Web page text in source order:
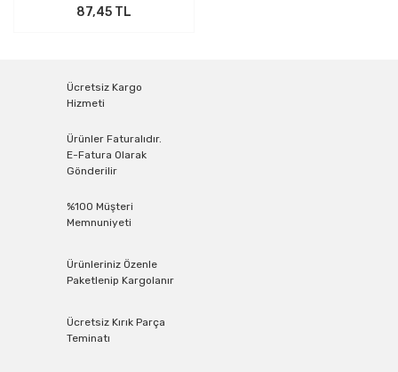
87,45 TL
Ücretsiz Kargo
Hizmeti
Ürünler Faturalıdır.
E-Fatura Olarak
Gönderilir
%100 Müşteri
Memnuniyeti
Ürünleriniz Özenle
Paketlenip Kargolanır
Ücretsiz Kırık Parça
Teminatı